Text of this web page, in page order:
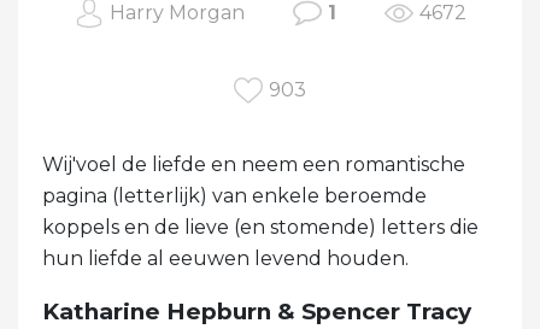
Harry Morgan 1 4672
903
Wij'voel de liefde en neem een ​​romantische
pagina (letterlijk) van enkele beroemde
koppels en de lieve (en stomende) letters die
hun liefde al eeuwen levend houden.
Katharine Hepburn & Spencer Tracy